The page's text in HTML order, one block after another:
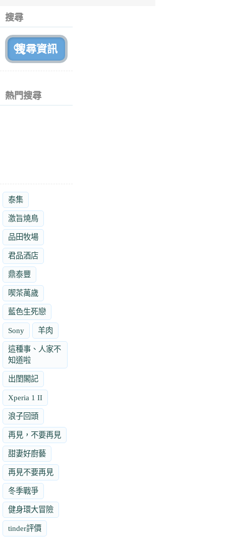
搜尋
熱門搜尋
泰集
激旨燒鳥
品田牧場
君品酒店
鼎泰豐
喫茶萬歲
藍色生死戀
Sony 羊肉
這種事、人家不
知道啦
出閨閣記
Xperia 1 II
浪子回頭
再見，不要再見
甜妻好廚藝
再見不要再見
冬季戰爭
健身環大冒險
tinder評價